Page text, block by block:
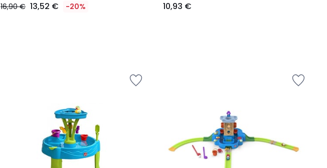
16,90 € 13,52 € -20% 10,93 €